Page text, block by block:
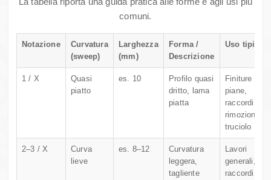
comuni.
Notazione
Curvatura
(sweep)
Larghezza
(mm)
Forma /
Descrizione
Uso tipico
1 / X
Quasi
piatto
es. 10
Profilo quasi
dritto, lama
piatta
Finiture
piane,
raccordi,
rimozione
truciolo
2–3 / X
Curva
lieve
es. 8–12
Curvatura
leggera,
tagliente
Lavori
generali,
raccordi